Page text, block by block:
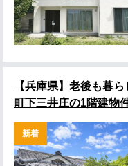
【兵庫県】老後も暮
町下三井庄の1階建物
新着